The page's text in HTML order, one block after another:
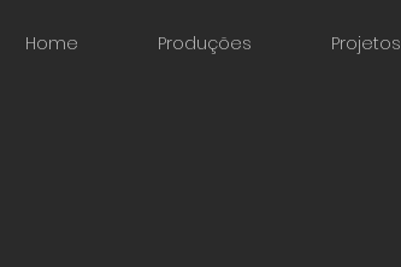
Home Produções Projetos